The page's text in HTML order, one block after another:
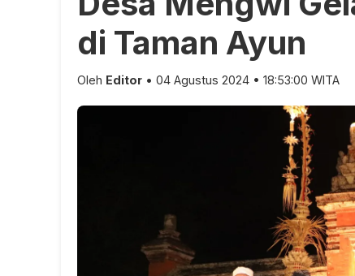
di Taman Ayun
Oleh Editor • 04 Agustus 2024 • 18:53:00 WITA